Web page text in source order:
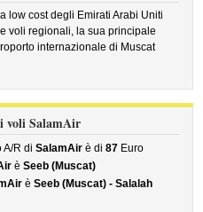
low cost degli Emirati Arabi Uniti
voli regionali, la sua principale
internazionale di Muscat
voli SalamAir
A/R diSalamAir è di87 Euro
èSeeb (Muscat)
èSeeb (Muscat) - Salalah